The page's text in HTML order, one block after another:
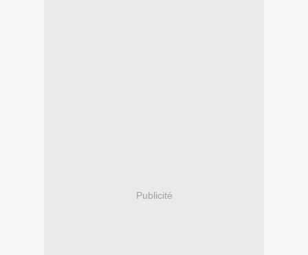
Publicité